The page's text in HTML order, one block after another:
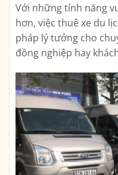
Với những tính năng
hơn, việc thuê xe du
pháp lý tưởng cho
đồng nghiệp hay